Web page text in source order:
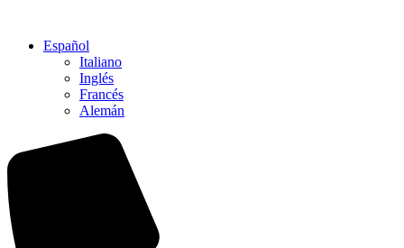
contenidoEspañol
Italiano
Inglés
Francés
Alemán